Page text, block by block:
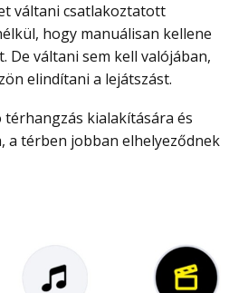
váltani csatlakoztatott
hogy manuálisan kellene
De váltani sem kell valójában,
elindítani a lejátszást.
a térben jobban elhelyeződnek